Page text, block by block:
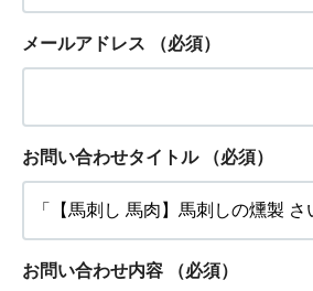
メールアドレス （必須）
お問い合わせタイトル （必須）
お問い合わせ内容 （必須）